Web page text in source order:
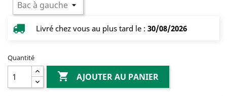
Livré chez vous au plus tard le : 30/08/2026
Quantité
 AJOUTER AU PANIER